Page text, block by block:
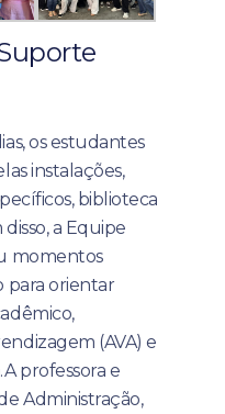
os estudantes
instalações,
biblioteca
a Equipe
momentos
para orientar
(AVA) e
professora e
Administração,